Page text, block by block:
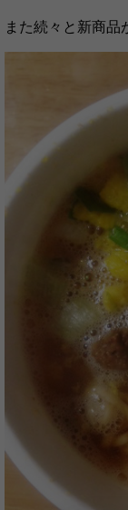
また続々と新商品